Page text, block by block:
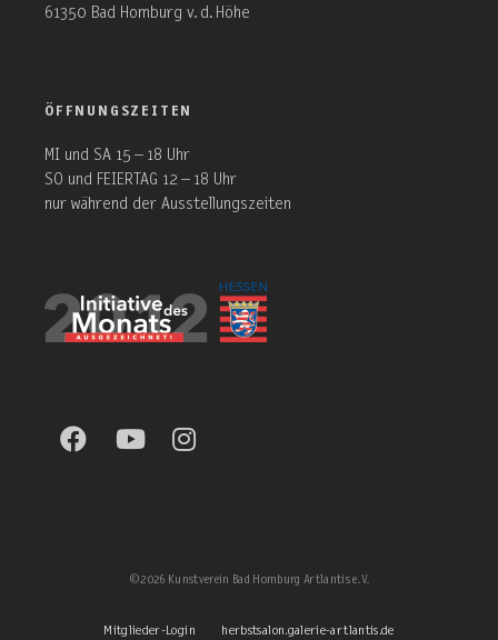
61350 Bad Homburg v. d. Höhe
ÖFFNUNGSZEITEN
MI und SA 15 – 18 Uhr
SO und FEIERTAG 12 – 18 Uhr
nur während der Ausstellungszeiten
©2026 Kunstverein Bad Homburg Artlantis e. V.
Mitglieder-Login herbstsalon.galerie-artlantis.de